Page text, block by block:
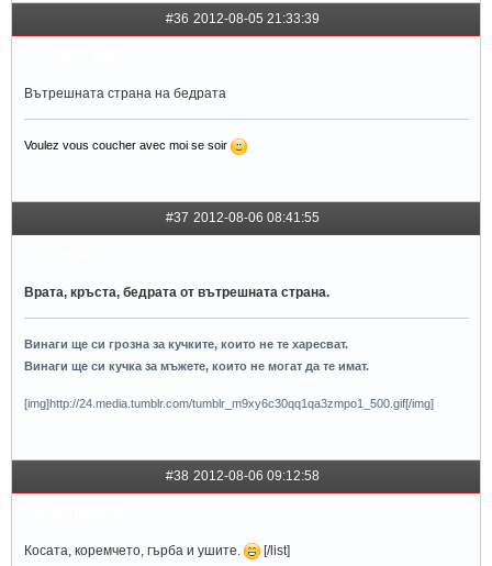
#36 2012-08-05 21:33:39
Вътрешната страна на бедрата
Voulez vous coucher avec moi se soir
#37 2012-08-06 08:41:55
Врата, кръста, бедрата от вътрешната страна.
Винаги ще си грозна за кучките, които не те харесват.
Винаги ще си кучка за мъжете, които не могат да те имат.
[img]http://24.media.tumblr.com/tumblr_m9xy6c30qq1qa3zmpo1_500.gif[/img]
#38 2012-08-06 09:12:58
Косата, коремчето, гърба и ушите. [/list]